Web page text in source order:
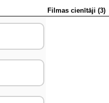
Filmas cienītāji (3)